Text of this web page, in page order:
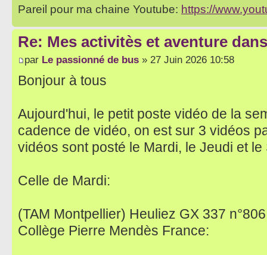
Pareil pour ma chaine Youtube: https://
Re: Mes activitès et aventure
par Le passionné de bus » 27 Juin 2026 10:58
Bonjour à tous
Aujourd'hui, le petit poste vidéo de la
cadence de vidéo, on est sur 3 vidéos
vidéos sont posté le Mardi, le Jeudi et le
Celle de Mardi:
(TAM Montpellier) Heuliez GX 337
Collège Pierre Mendès France: